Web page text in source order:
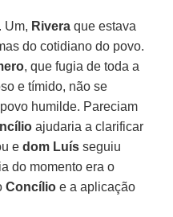
Um, Rivera que estava
do cotidiano do povo.
, que fugia de toda a
e tímido, não se
humilde. Pareciam
ajudaria a clarificar
edom Luís seguiu
do momento era o
Concílio e a aplicação